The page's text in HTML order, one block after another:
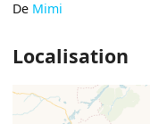
De Mimi
Localisation